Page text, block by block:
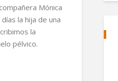
Mónica
la hija de una
la
pélvico.